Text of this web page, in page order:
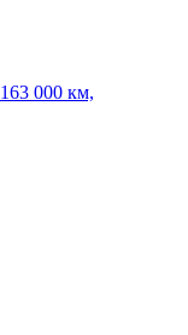
000 км,